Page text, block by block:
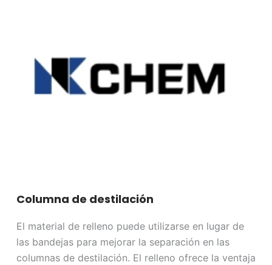
Columna de destilación
El material de relleno puede utilizarse en lugar de
las bandejas para mejorar la separación en las
columnas de destilación. El relleno ofrece la ventaja